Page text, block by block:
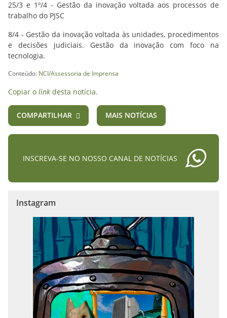
25/3 e 1º/4 - Gestão da inovação voltada aos processos de
trabalho do PJSC
8/4 - Gestão da inovação voltada às unidades, procedimentos
e decisões judiciais. Gestão da inovação com foco na
tecnologia.
Conteúdo: NCI/Assessoria de Imprensa
Copiar o link desta notícia.
COMPARTILHAR MAIS NOTÍCIAS
INSCREVA-SE NO NOSSO CANAL DE NOTÍCIAS
Instagram